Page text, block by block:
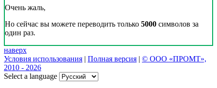
Очень жаль,
Но сейчас вы можете переводить только 5000 символов за
один раз.
наверх
Условия использования | Полная версия | © ООО «ПРОМТ»,
2010 - 2026
Select a language